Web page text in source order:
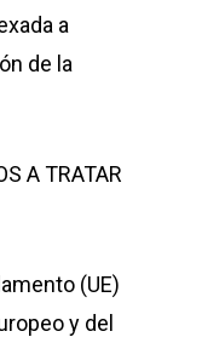
a
de la
A TRATAR
(UE)
y del